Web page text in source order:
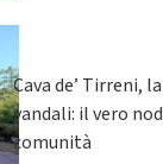
Cava de’ Tirreni,
vandali: il vero
comunità